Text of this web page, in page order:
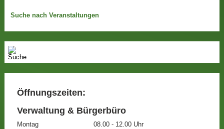
Suche nach Veranstaltungen
Öffnungszeiten:
Verwaltung & Bürgerbüro
Montag
08.00 - 12.00 Uhr